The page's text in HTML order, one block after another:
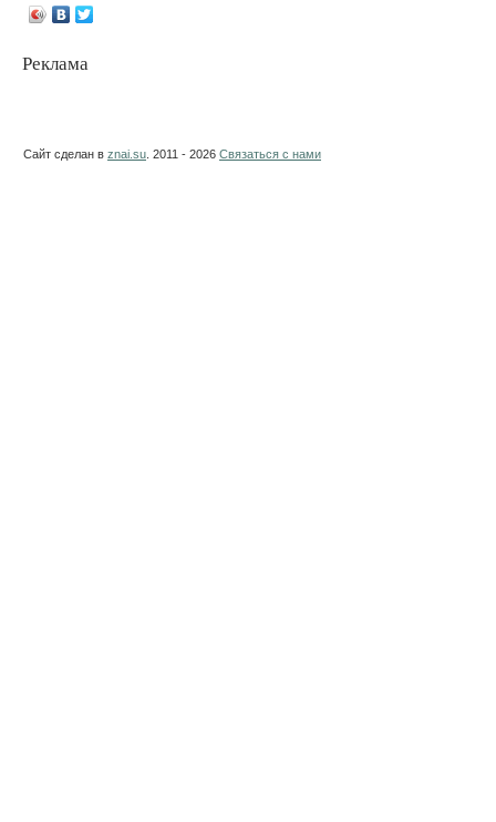
Реклама
Сайт сделан в znai.su . 2011 - 2026 Связаться с нами